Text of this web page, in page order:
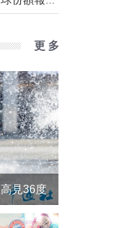
更 多
見36度